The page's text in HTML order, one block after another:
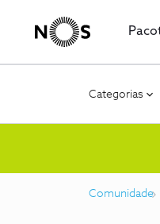
Categorias
Comunidade